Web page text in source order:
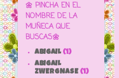
🌼 PINCHA EN EL
NOMBRE DE LA
MUÑECA QUE
BUSCAS🌼
ABIGAIL (1)
ABIGAIL
ZWERGNASE (1)